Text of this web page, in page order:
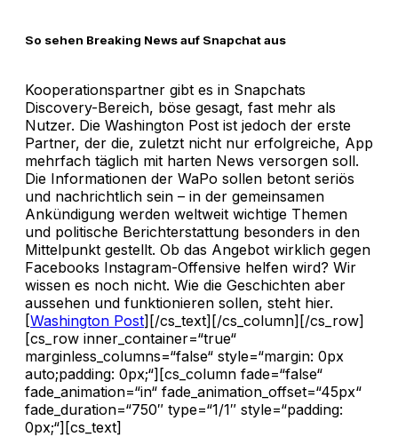
So sehen Breaking News auf Snapchat aus
Kooperationspartner gibt es in Snapchats
Discovery-Bereich, böse gesagt, fast mehr als
Nutzer. Die Washington Post ist jedoch der erste
Partner, der die, zuletzt nicht nur erfolgreiche, App
mehrfach täglich mit harten News versorgen soll.
Die Informationen der WaPo sollen betont seriös
und nachrichtlich sein – in der gemeinsamen
Ankündigung werden weltweit wichtige Themen
und politische Berichterstattung besonders in den
Mittelpunkt gestellt. Ob das Angebot wirklich gegen
Facebooks Instagram-Offensive helfen wird? Wir
wissen es noch nicht. Wie die Geschichten aber
aussehen und funktionieren sollen, steht hier.
[Washington Post][/cs_text][/cs_column][/cs_row]
[cs_row inner_container=“true“
marginless_columns=“false“ style=“margin: 0px
auto;padding: 0px;“][cs_column fade=“false“
fade_animation=“in“ fade_animation_offset=“45px“
fade_duration=“750″ type=“1/1″ style=“padding:
0px;“][cs_text]